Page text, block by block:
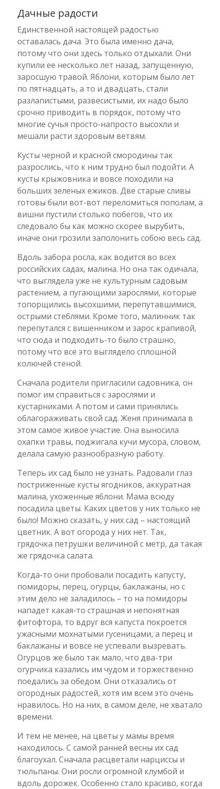
Дачные радости
Единственной настоящей радостью
оставалась дача. Это была именно дача,
потому что они здесь только отдыхали. Они
купили ее несколько лет назад, запущенную,
заросшую травой. Яблони, которым было лет
по пятнадцать, а то и двадцать, стали
разлапистыми, развесистыми, их надо было
срочно приводить в порядок, потому что
многие сучья просто-напросто высохли и
мешали расти здоровым ветвям.
Кусты черной и красной смородины так
разрослись, что к ним трудно был подойти. А
кусты крыжовника и вовсе походили на
больших зеленых ежиков. Две старые сливы
готовы были вот-вот переломиться пополам, а
вишни пустили столько побегов, что их
следовало бы как можно скорее вырубить,
иначе они грозили заполонить собою весь сад.
Вдоль забора росла, как водится во всех
российских садах, малина. Но она так одичала,
что выглядела уже не культурным садовым
растением, а пугающими зарослями, которые
топорщились высохшими, перепутавшимися,
острыми стеблями. Кроме того, малинник так
перепутался с вишенником и зарос крапивой,
что сюда и подходить-то было страшно,
потому что все это выглядело сплошной
колючей стеной.
Сначала родители пригласили садовника, он
помог им справиться с зарослями и
кустарниками. А потом и сами принялись
облагораживать свой сад. Женя принимала в
этом самое живое участие. Она выносила
охапки травы, поджигала кучи мусора, словом,
делала самую разнообразную работу.
Теперь их сад было не узнать. Радовали глаз
постриженные кусты ягодников, аккуратная
малина, ухоженные яблони. Мама всюду
посадила цветы. Каких цветов у них только не
было! Можно сказать, у них сад – настоящий
цветник. А вот огорода у них нет. Так,
грядочка петрушки величиной с метр, да такая
же грядочка салата.
Когда-то они пробовали посадить капусту,
помидоры, перец, огурцы, баклажаны, но с
этим дело не заладилось – то на помидоры
нападет какая-то страшная и непонятная
фитофтора, то вдруг вся капуста покроется
ужасными мохнатыми гусеницами, а перец и
баклажаны и вовсе не успевали вызревать.
Огурцов же было так мало, что два-три
огурчика казались им чудом и торжественно
поедались за обедом. Они отказались от
огородных радостей, хотя им всем это очень
нравилось. Но на них, в самом деле, не хватало
времени.
И тем не менее, на цветы у мамы время
находилось. С самой ранней весны их сад
благоухал. Сначала расцветали нарциссы и
тюльпаны. Они росли огромной клумбой и
вдоль дорожек. Особенно стало красиво, когда